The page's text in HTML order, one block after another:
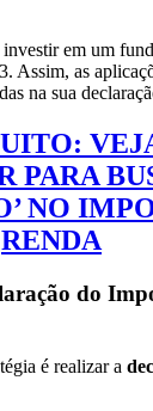
em um
Assim, as
na sua
PARA
NO
RENDA
do
é realizar a